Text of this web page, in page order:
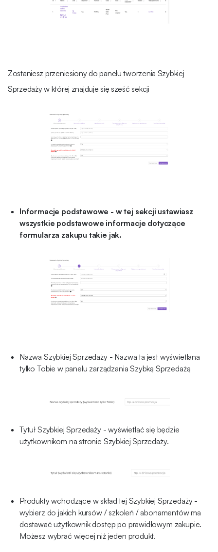
Zostaniesz przeniesiony do panelu tworzenia Szybkiej
Sprzedaży w której znajduje się sześć sekcji
Informacje podstawowe - w tej sekcji ustawiasz
wszystkie podstawowe informacje dotyczące
formularza zakupu takie jak.
Nazwa Szybkiej Sprzedaży - Nazwa ta jest wyświetlana
tylko Tobie w panelu zarządzania Szybką Sprzedażą
Tytuł Szybkiej Sprzedaży - wyświetlać się będzie
użytkownikom na stronie Szybkiej Sprzedaży.
Produkty wchodzące w skład tej Szybkiej Sprzedaży -
wybierz do jakich kursów / szkoleń / abonamentów ma
dostawać użytkownik dostęp po prawidłowym zakupie.
Możesz wybrać więcej niż jeden produkt.